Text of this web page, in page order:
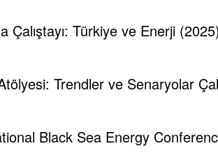
Çalıştayı: Türkiye ve Enerji (2025)
Trendler ve Senaryolar
Black Sea Energy
Elektrik Santrallerinde Soğutma
Nisan 7, 2025